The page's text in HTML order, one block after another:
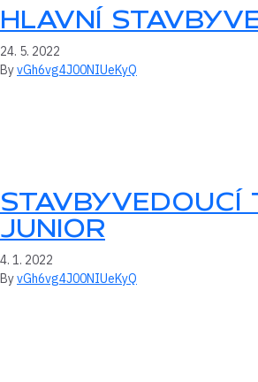
HLAVNÍ
24. 5. 2022
ByvGh6vg4J00NIUeKyQ
STAVBYVEDOUCÍ
JUNIOR
4. 1. 2022
ByvGh6vg4J00NIUeKyQ